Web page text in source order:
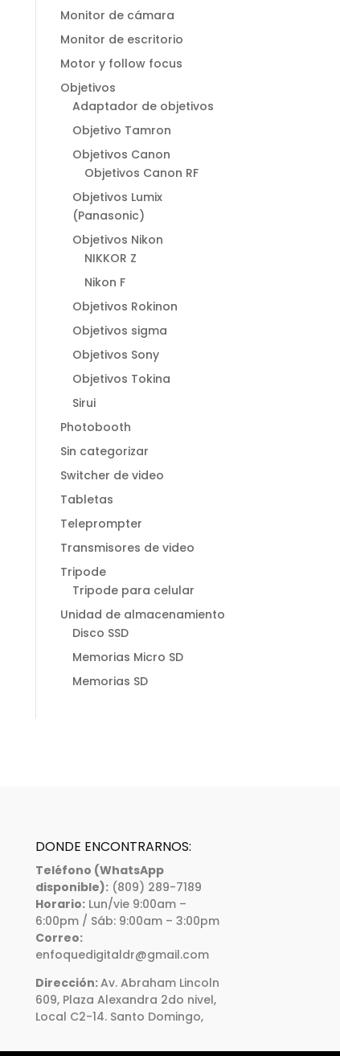
Monitor de cámara
Monitor de escritorio
Motor y follow focus
Objetivos
Adaptador de objetivos
Objetivo Tamron
Objetivos Canon
Objetivos Canon RF
Objetivos Lumix
(Panasonic)
Objetivos Nikon
NIKKOR Z
Nikon F
Objetivos Rokinon
Objetivos sigma
Objetivos Sony
Objetivos Tokina
Sirui
Photobooth
Sin categorizar
Switcher de video
Tabletas
Teleprompter
Transmisores de video
Tripode
Tripode para celular
Unidad de almacenamiento
Disco SSD
Memorias Micro SD
Memorias SD
DONDE ENCONTRARNOS:
Teléfono (WhatsApp
disponible):(809) 289-7189
Horario:Lun/vie 9:00am –
6:00pm / Sáb: 9:00am – 3:00pm
Correo:
enfoquedigitaldr@gmail.com
Dirección:Av. Abraham Lincoln
609, Plaza Alexandra 2do nivel,
Local C2-14. Santo Domingo,